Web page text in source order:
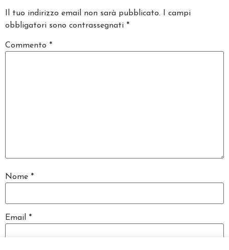
Il tuo indirizzo email non sarà pubblicato.
I campi
obbligatori sono contrassegnati *
Commento *
Nome *
Email *